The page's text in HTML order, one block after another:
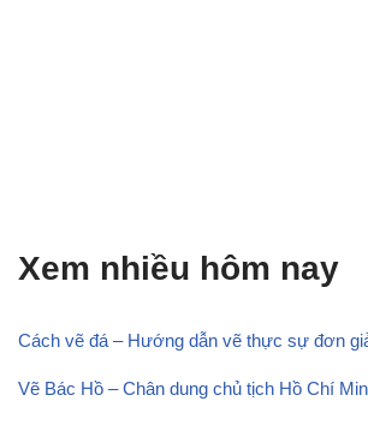
Xem nhiều hôm nay
Cách vẽ đá – Hướng dẫn vẽ thực sự đơn
Vẽ Bác Hồ – Chân dung chủ tịch Hồ Chí